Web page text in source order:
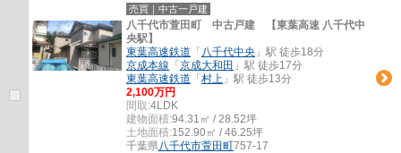
売買｜中古一戸建
八千代市萱田町 中古戸建 【東葉高速 八千代中
央駅】
東葉高速鉄道 「 八千代中央 」駅 徒歩18分
京成本線 「 京成大和田 」駅 徒歩17分
東葉高速鉄道 「 村上 」駅 徒歩13分
2,100万円
間取:4LDK
建物面積:94.31㎡ / 28.52坪
土地面積:152.90㎡ / 46.25坪
千葉県八千代市萱田町757-17